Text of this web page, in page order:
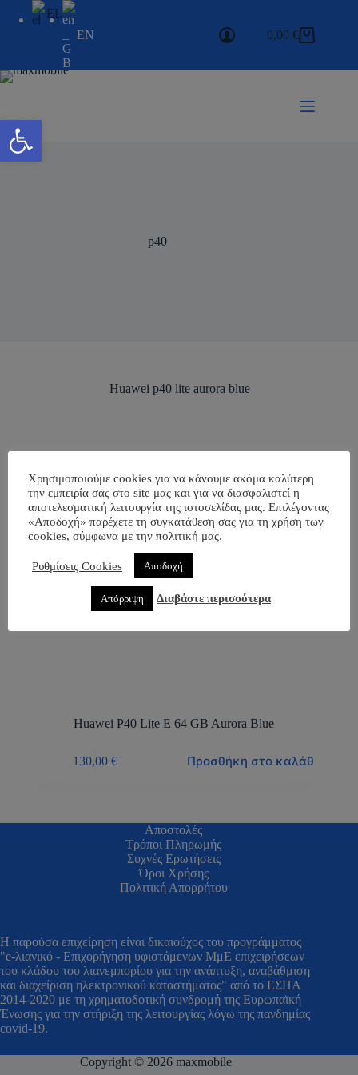
Ανοίξτε τη γραμμή εργαλείων
EL
EN
0,00€
p40
Huawei P40 Lite E 64 GB Aurora Blue
130,00 € Προσθήκη στο καλάθι
Αποστολές
Τρόποι Πληρωμής
Συχνές Ερωτήσεις
Όροι Χρήσης
Πολιτική Απορρήτου
H παρούσα επιχείρηση είναι δικαιούχος του προγράμματος
"e-λιανικό - Επιχορήγηση υφιστάμενων ΜμΕ επιχειρήσεων
του κλάδου του λιανεμπορίου για την ανάπτυξη, αναβάθμιση
και διαχείριση ηλεκτρονικού καταστήματος" από το ΕΣΠΑ
2014-2020 με τη χρηματοδοτική συνδρομή της Ευρωπαϊκή
Ένωσης για την στήριξη της λειτουργίας λόγω της πανδημίας
covid-19.
Copyright © 2026 maxmobile
Χρησιμοποιούμε cookies για να κάνουμε ακόμα καλύτερη
την εμπειρία σας στο site μας και για να διασφαλιστεί η
αποτελεσματική λειτουργία της ιστοσελίδας μας. Επιλέγοντας
«Αποδοχή» παρέχετε τη συγκατάθεση σας για τη χρήση των
cookies, σύμφωνα με την πολιτική μας.
Ρυθμίσεις Cookies Αποδοχή
Απόρριψη Διαβάστε περισσότερα